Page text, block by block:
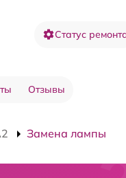
Статус
Отзывы
Замена лампы